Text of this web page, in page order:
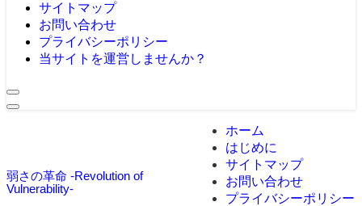
サイトマップ
お問い合わせ
プライバシーポリシー
当サイトを運営しませんか？
弱さの革命 -Revolution of
Vulnerability-
ホーム
はじめに
サイトマップ
お問い合わせ
プライバシーポリシー